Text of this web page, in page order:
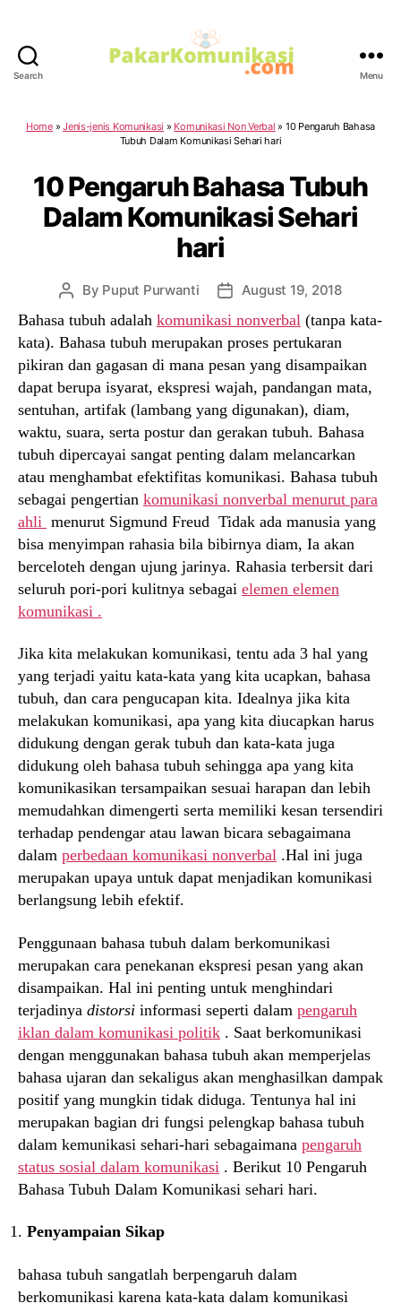
Search Menu
Home»Jenis-jenis Komunikasi » Komunikasi Non Verbal » 10 Pengaruh Bahasa
Tubuh Dalam Komunikasi Sehari hari
10 Pengaruh Bahasa Tubuh
Dalam Komunikasi Sehari
hari
Post
author
By Puput Purwanti
Post
date
August 19, 2018
Bahasa tubuh adalah komunikasi nonverbal (tanpa kata-
kata). Bahasa tubuh merupakan proses pertukaran
pikiran dan gagasan di mana pesan yang disampaikan
dapat berupa isyarat, ekspresi wajah, pandangan mata,
sentuhan, artifak (lambang yang digunakan), diam,
waktu, suara, serta postur dan gerakan tubuh. Bahasa
tubuh dipercayai sangat penting dalam melancarkan
atau menghambat efektifitas komunikasi. Bahasa tubuh
sebagai pengertian komunikasi nonverbal menurut para
ahli menurut Sigmund Freud Tidak ada manusia yang
bisa menyimpan rahasia bila bibirnya diam, Ia akan
berceloteh dengan ujung jarinya. Rahasia terbersit dari
seluruh pori-pori kulitnya sebagai elemen elemen
komunikasi .
Jika kita melakukan komunikasi, tentu ada 3 hal yang
yang terjadi yaitu kata-kata yang kita ucapkan, bahasa
tubuh, dan cara pengucapan kita. Idealnya jika kita
melakukan komunikasi, apa yang kita diucapkan harus
didukung dengan gerak tubuh dan kata-kata juga
didukung oleh bahasa tubuh sehingga apa yang kita
komunikasikan tersampaikan sesuai harapan dan lebih
memudahkan dimengerti serta memiliki kesan tersendiri
terhadap pendengar atau lawan bicara sebagaimana
dalam perbedaan komunikasi nonverbal .Hal ini juga
merupakan upaya untuk dapat menjadikan komunikasi
berlangsung lebih efektif.
Penggunaan bahasa tubuh dalam berkomunikasi
merupakan cara penekanan ekspresi pesan yang akan
disampaikan. Hal ini penting untuk menghindari
terjadinya distorsi informasi seperti dalam pengaruh
iklan dalam komunikasi politik . Saat berkomunikasi
dengan menggunakan bahasa tubuh akan memperjelas
bahasa ujaran dan sekaligus akan menghasilkan dampak
positif yang mungkin tidak diduga. Tentunya hal ini
merupakan bagian dri fungsi pelengkap bahasa tubuh
dalam kemunikasi sehari-hari sebagaimana pengaruh
status sosial dalam komunikasi . Berikut 10 Pengaruh
Bahasa Tubuh Dalam Komunikasi sehari hari.
Penyampaian Sikap
bahasa tubuh sangatlah berpengaruh dalam
berkomunikasi karena kata-kata dalam komunikasi